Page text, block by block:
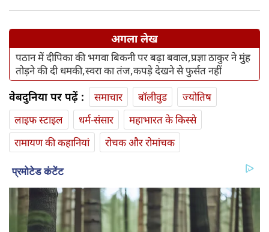
अगला लेख
पठान में दीपिका की भगवा बिकनी पर बढ़ा बवाल,प्रज्ञा ठाकुर ने मुुंह
तोड़ने की दी धमकी,स्वरा का तंज,कपड़े देखने से फुर्सत नहीं
वेबदुनिया पर पढ़ें : समाचार बॉलीवुड
ज्योतिष
लाइफ स्‍टाइल
धर्म-संसार
महाभारत के किस्से
रामायण की कहानियां
रोचक और रोमांचक